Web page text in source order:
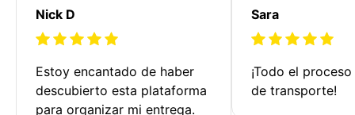
Nick D
Estoy encantado de haber
descubierto esta plataforma
para organizar mi entrega.
Sara
¡Todo el
de transporte!